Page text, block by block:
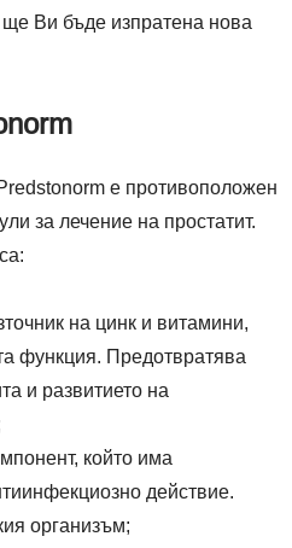
Ви бъде изпратена нова
е противоположен
за лечение на простатит.
на цинк и витамини,
функция. Предотвратява
и развитието на
който има
действие.
организъм;